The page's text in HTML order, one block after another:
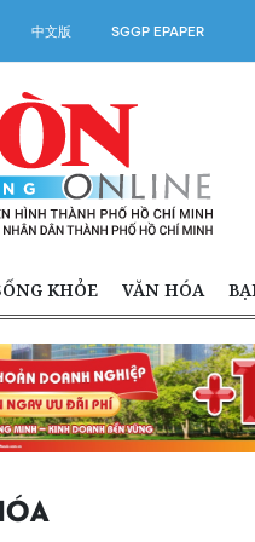
中文版 SGGP EPAPER
KHỎE VĂN HÓA